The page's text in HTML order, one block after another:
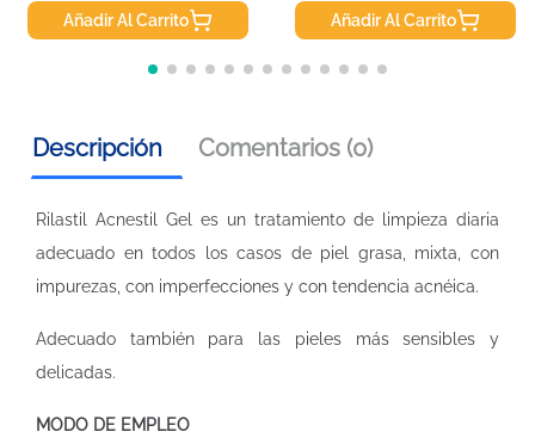
Añadir Al Carrito Añadir Al Carrito
Descripción Comentarios (0)
Rilastil Acnestil Gel es un tratamiento de limpieza diaria
adecuado en todos los casos de piel grasa, mixta, con
impurezas, con imperfecciones y con tendencia acnéica.
Adecuado también para las pieles más sensibles y
delicadas.
MODO DE EMPLEO